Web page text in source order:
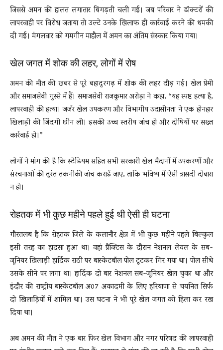
जिससे अमन की हालत लगातार बिगड़ती चली गई। जब परिवार ने डॉक्टरों की
लापरवाही पर विरोध जताया तो उल्टे उनके खिलाफ ही कार्रवाई करने की धमकी
दी गई। मंगलवार को गमगीन माहौल में अमन का अंतिम संस्कार किया गया।
खेल जगत में शोक की लहर, लोगों में रोष
अमन की मौत की खबर से पूरे बहादुरगढ़ में शोक की लहर दौड़ गई। खेल प्रेमी
और समाजसेवी गुस्से में हैं। समाजसेवी राजकुमार अरोड़ा ने कहा, “यह स्पष्ट हत्या है,
लापरवाही की हत्या। जर्जर खेल उपकरण और विभागीय उदासीनता ने एक होनहार
खिलाड़ी की जिंदगी छीन ली। इसकी उच्च स्तरीय जांच हो और दोषियों पर सख्त
कार्रवाई हो।”
लोगों ने मांग की है कि स्टेडियम सहित सभी सरकारी खेल मैदानों में उपकरणों और
संरचनाओं की तुरंत तकनीकी जांच कराई जाए, ताकि भविष्य में ऐसी त्रासदी दोबारा
न हो।
रोहतक में भी कुछ महीने पहले हुई थी ऐसी ही घटना
गौरतलब है कि रोहतक जिले के कलानौर क्षेत्र में भी कुछ महीने पहले बिल्कुल
इसी तरह का हादसा हुआ था। वहां प्रैक्टिस के दौरान नेशनल लेवल के सब-
जूनियर खिलाड़ी हार्दिक राठी पर बास्केटबॉल पोल टूटकर गिर गया था। पोल सीधे
उसके सीने पर लगा था। हार्दिक दो बार नेशनल सब-जूनियर खेल चुका था और
इंदौर की राष्ट्रीय बास्केटबॉल अ07 अकादमी के लिए हरियाणा से चयनित सिर्फ
दो खिलाड़ियों में शामिल था। उस घटना ने भी पूरे खेल जगत को हिला कर रख
दिया था।
अब अमन की मौत ने एक बार फिर खेल विभाग और नगर परिषद की लापरवाही